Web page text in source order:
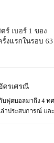
ร์​ เบอร์​ 1 ของ
งแรกในรอบ​
ครเศรณี
ฟุตบอลมาถึง 4 ท
ล่าประสบการณ์ แ